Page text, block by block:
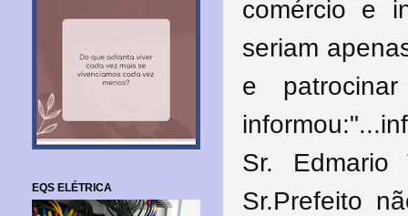
comércio e
seriam
e
Sr. Edmario
Sr.Prefeito
EQS ELÉTRICA